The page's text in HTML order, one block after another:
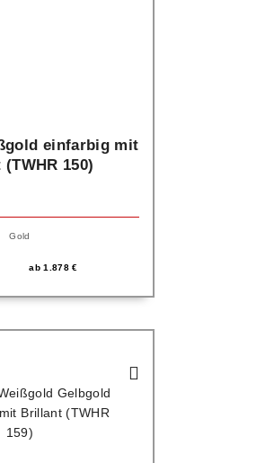
einfarbig mit
150)
Gold
ab1.878€